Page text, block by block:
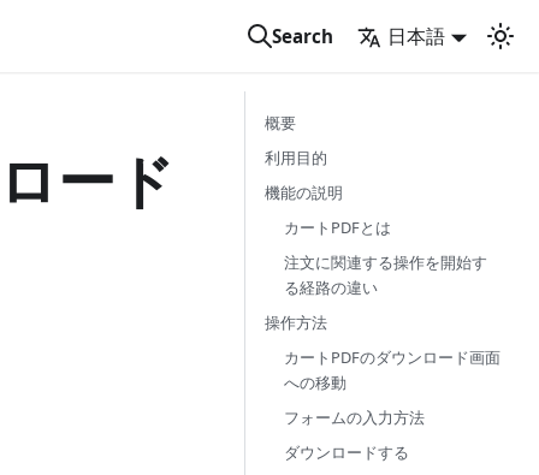
Search 日本語
ード
概要
利用目的
機能の説明
カートPDFとは
注文に関連する操作を開始す
る経路の違い
操作方法
カートPDFのダウンロード画面
への移動
フォームの入力方法
ダウンロードする